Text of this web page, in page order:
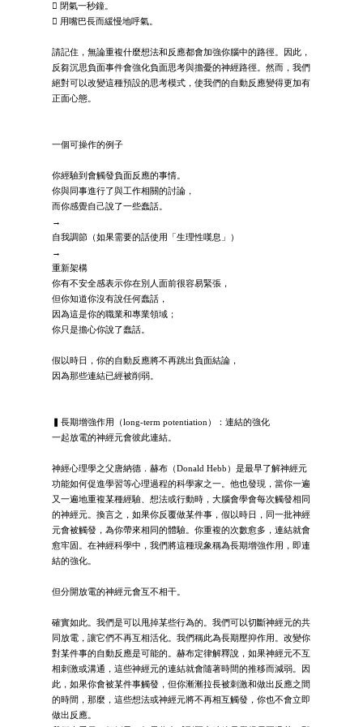
 閉氣一秒鐘。
 用嘴巴長而緩慢地呼氣。
請記住，無論重複什麼想法和反應都會加強你腦中的路徑。因此，
反芻沉思負面事件會強化負面思考與擔憂的神經路徑。然而，我們
絕對可以改變這種預設的思考模式，使我們的自動反應變得更加有
正面心態。
一個可操作的例子
你經驗到會觸發負面反應的事情。
你與同事進行了與工作相關的討論，
而你感覺自己說了一些蠢話。
→
自我調節（如果需要的話使用「生理性嘆息」）
→
重新架構
你有不安全感表示你在別人面前很容易緊張，
但你知道你沒有說任何蠢話，
因為這是你的職業和專業領域；
你只是擔心你說了蠢話。
假以時日，你的自動反應將不再跳出負面結論，
因為那些連結已經被削弱。
▍長期增強作用（long-term potentiation）：連結的強化
一起放電的神經元會彼此連結。
神經心理學之父唐納德．赫布（Donald Hebb）是最早了解神經元
功能如何促進學習等心理過程的科學家之一。他也發現，當你一遍
又一遍地重複某種經驗、想法或行動時，大腦會學會每次觸發相同
的神經元。換言之，如果你反覆做某件事，假以時日，同一批神經
元會被觸發，為你帶來相同的體驗。你重複的次數愈多，連結就會
愈牢固。在神經科學中，我們將這種現象稱為長期增強作用，即連
結的強化。
但分開放電的神經元會互不相干。
確實如此。我們是可以甩掉某些行為的。我們可以切斷神經元的共
同放電，讓它們不再互相活化。我們稱此為長期壓抑作用。改變你
對某件事的自動反應是可能的。赫布定律解釋說，如果神經元不互
相刺激或溝通，這些神經元的連結就會隨著時間的推移而減弱。因
此，如果你會被某件事觸發，但你漸漸拉長被刺激和做出反應之間
的時間，那麼，這些想法或神經元將不再相互觸發，你也不會立即
做出反應。